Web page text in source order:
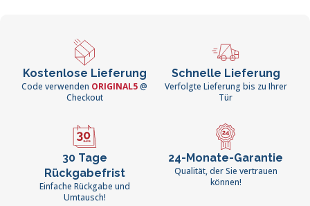
Kostenlose Lieferung
Code verwenden ORIGINAL5@
Checkout
Schnelle Lieferung
Verfolgte Lieferung bis zu Ihrer
Tür
30 Tage
Rückgabefrist
Einfache Rückgabe und
Umtausch!
24-Monate-Garantie
Qualität, der Sie vertrauen
können!